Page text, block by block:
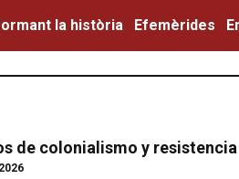
la història Efemèrides
de colonialismo y resistencia